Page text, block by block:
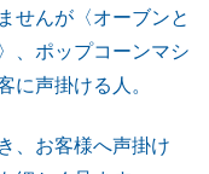
せんが〈オーブンと
、ポップコーンマシ
に声掛ける人。
、お客様へ声掛け